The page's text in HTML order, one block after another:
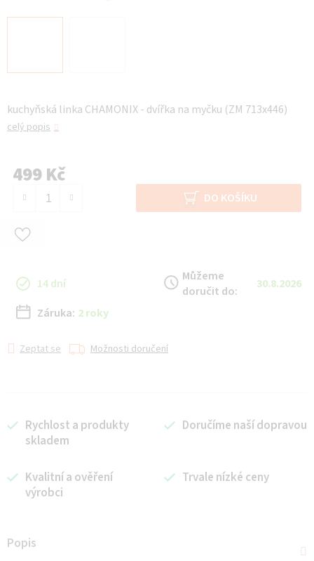
kuchyňská linka CHAMONIX - dvířka na myčku (ZM 713x446)
celý popis
499 Kč
DO KOŠÍKU
14 dní
Můžeme
doručit do:
30.8.2026
Záruka: 2 roky
Zeptat se Možnosti doručení
Rychlost a produkty
skladem
Doručíme naší dopravou
Kvalitní a ověření
výrobci
Trvale nízké ceny
Popis